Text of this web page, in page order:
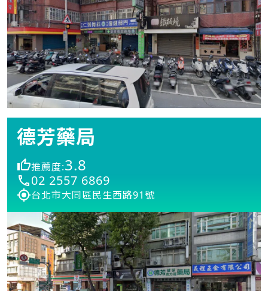
德芳藥局
推薦度:3.8
02 2557 6869
台北市大同區民生西路91號